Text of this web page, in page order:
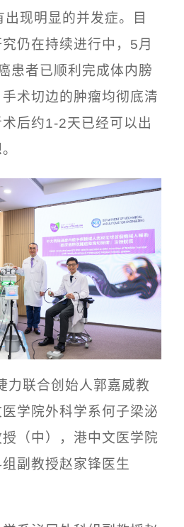
现明显的并发症。目
仍在持续进行中，5月
患者已顺利完成体内膀
术切边的肿瘤均彻底清
后约1-2天已经可以出
力联合创始人郭嘉威教
学院外科学系何子梁泌
（中），港中文医学院
副教授赵家锋医生